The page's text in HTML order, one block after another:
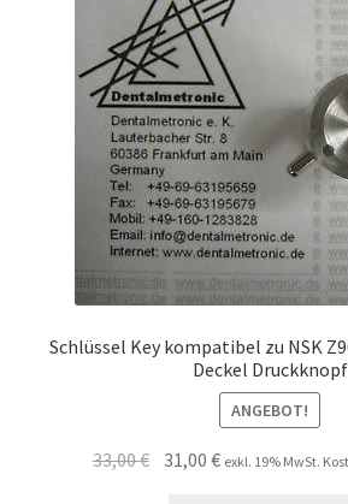
Unsere Firma
Warenkorb
Stellenangebote
Schlüssel Key kompatibel zu NSK
Deckel Druckknopf
ANGEBOT!
33,00€ Ursprünglicher
31,00€Aktueller
exkl. 19% MwSt.